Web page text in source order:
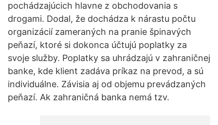
pochádzajúcich hlavne z obchodovania s
drogami. Dodal, že dochádza k nárastu počtu
organizácií zameraných na pranie špinavých
peňazí, ktoré si dokonca účtujú poplatky za
svoje služby. Poplatky sa uhrádzajú v zahraničnej
banke, kde klient zadáva príkaz na prevod, a sú
individuálne. Závisia aj od objemu prevádzaných
peňazí. Ak zahraničná banka nemá tzv.